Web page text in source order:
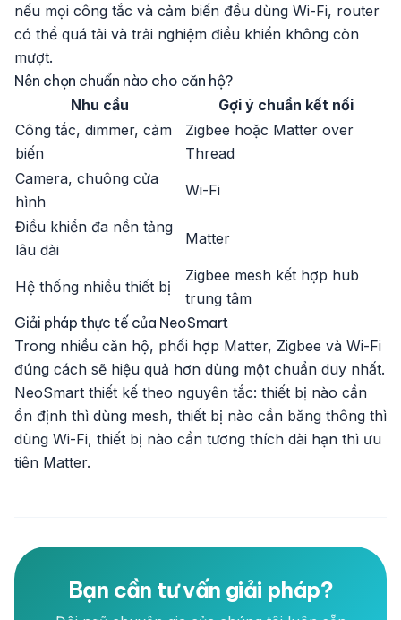
nếu mọi công tắc và cảm biến đều dùng Wi-Fi, router
có thể quá tải và trải nghiệm điều khiển không còn
mượt.
Nên chọn chuẩn nào cho căn hộ?
Nhu cầu
Gợi ý chuẩn kết nối
Công tắc, dimmer, cảm
biến
Zigbee hoặc Matter over
Thread
Camera, chuông cửa
hình
Wi-Fi
Điều khiển đa nền tảng
lâu dài
Matter
Hệ thống nhiều thiết bị
Zigbee mesh kết hợp hub
trung tâm
Giải pháp thực tế của NeoSmart
Trong nhiều căn hộ, phối hợp Matter, Zigbee và Wi-Fi
đúng cách sẽ hiệu quả hơn dùng một chuẩn duy nhất.
NeoSmart thiết kế theo nguyên tắc: thiết bị nào cần
ổn định thì dùng mesh, thiết bị nào cần băng thông thì
dùng Wi-Fi, thiết bị nào cần tương thích dài hạn thì ưu
tiên Matter.
Bạn cần tư vấn giải pháp?